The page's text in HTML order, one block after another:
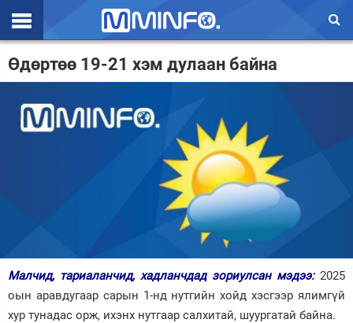
Эхлэл
Валют ханш
Нийгэм
Дэлхий
Өдөртөө 19-21 хэм дулаан байна
Малчид, тариаланчид, хадланчдад зориулсан мэдээ: 2025
оын аравдугаар сарын 1-нд нутгийн хойд хэсгээр ялимгүй
хур тунадас орж, ихэнх нутгаар салхитай, шуургатай байна.